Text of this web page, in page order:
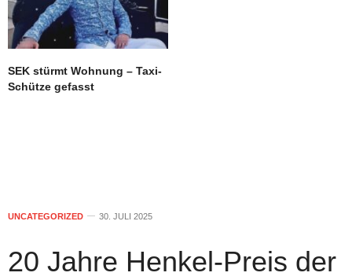
SEK stürmt Wohnung – Taxi-
Schütze gefasst
UNCATEGORIZED 30. JULI 2025
20 Jahre Henkel-Preis der